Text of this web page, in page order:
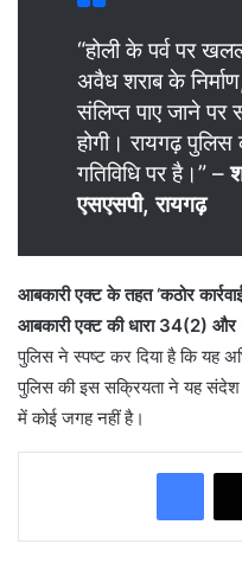
“होली के पर्व पर
अवैध शराब के
संलिप्त पाए जाने पर
होगी। रायगढ़
गतिविधि पर है।” –
एसएसपी, रायगढ़
आबकारी एक्ट के तहत ‘कठोर
आबकारी एक्ट की धारा 34(2)
पुलिस ने स्पष्ट कर दिया है कि यह
पुलिस की इस सक्रियता ने यह संदेश
में कोई जगह नहीं है।